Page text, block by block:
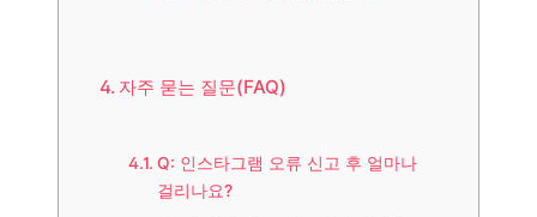
자주 묻는 질문(FAQ)
Q: 인스타그램 오류 신고 후 얼마나
걸리나요?